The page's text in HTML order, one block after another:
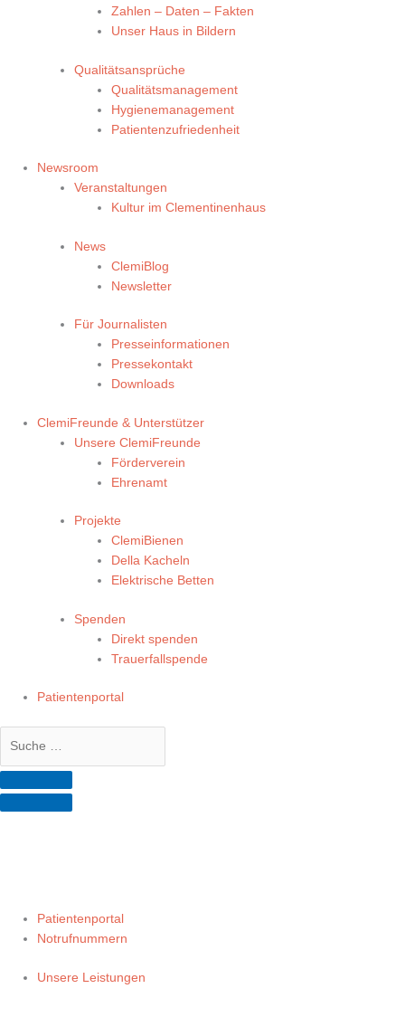
Zahlen – Daten – Fakten
Unser Haus in Bildern
Qualitätsansprüche
Qualitätsmanagement
Hygienemanagement
Patientenzufriedenheit
Newsroom
Veranstaltungen
Kultur im Clementinenhaus
News
ClemiBlog
Newsletter
Für Journalisten
Presseinformationen
Pressekontakt
Downloads
ClemiFreunde & Unterstützer
Unsere ClemiFreunde
Förderverein
Ehrenamt
Projekte
ClemiBienen
Della Kacheln
Elektrische Betten
Spenden
Direkt spenden
Trauerfallspende
Patientenportal
Patientenportal
Notrufnummern
Unsere Leistungen